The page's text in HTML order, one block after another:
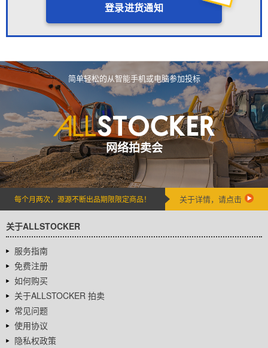
登录进货通知
简单轻松的从智能手机或电脑参加投标
网络拍卖会
每个月两次，源源不断出品期限限定商品！ 关于详情，请点击
关于ALLSTOCKER
服务指南
免费注册
如何购买
关于ALLSTOCKER 拍卖
常见问题
使用协议
隐私权政策